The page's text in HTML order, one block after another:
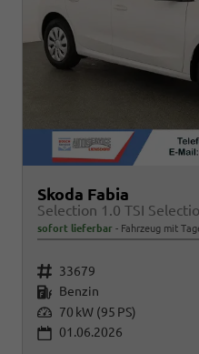
Skoda Fabia
sofort lieferbar Fahrzeug mit
Fahrzeugnr. 33679
Kraftstoff Benzin
Leistung 70 kW (95 PS)
01.06.2026